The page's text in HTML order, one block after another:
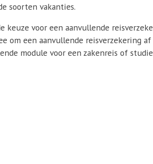
soorten vakanties.
keuze voor een aanvullende
om een aanvullende reisverzekering
module voor een zakenreis of